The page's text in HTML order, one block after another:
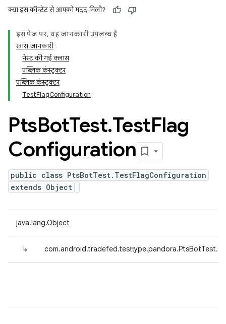
क्या इस कॉन्टेंट से आपको मदद मिली?
इस पेज पर, यह जानकारी उपलब्ध है
खास जानकारी
नेस्ट की गई क्लास
पब्लिक कंस्ट्रक्टर
पब्लिक कंस्ट्रक्टर
TestFlagConfiguration
PtsBotTest.TestFlag
Configuration
public class PtsBotTest.TestFlagConfiguration
extends Object
java.lang.Object
↳